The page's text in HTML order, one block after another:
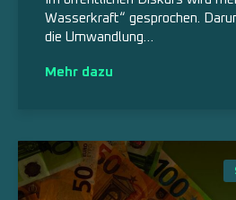
Wasserkraft“ gesprochen.
die Umwandlung…
Mehr dazu